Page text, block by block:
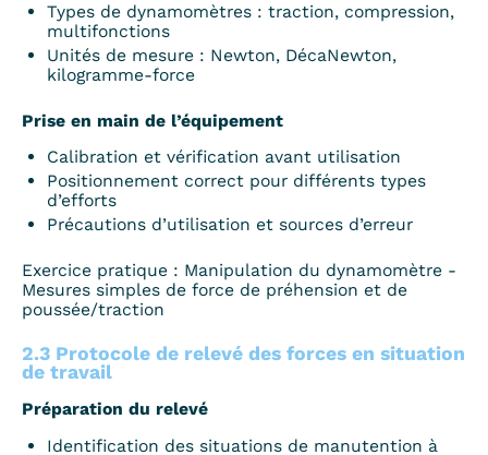
Types de dynamomètres : traction, compression,
multifonctions
Unités de mesure : Newton, DécaNewton,
kilogramme-force
Prise en main de l’équipement
Calibration et vérification avant utilisation
Positionnement correct pour différents types
d’efforts
Précautions d’utilisation et sources d’erreur
Exercice pratique : Manipulation du dynamomètre -
Mesures simples de force de préhension et de
poussée/traction
2.3 Protocole de relevé des forces en situation
de travail
Préparation du relevé
Identification des situations de manutention à